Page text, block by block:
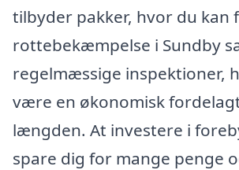
tilbyder pakker, hvor du kan
rottebekæmpelse i Sundby
regelmæssige inspektioner,
være en økonomisk
længden. At investere i
spare dig for mange penge